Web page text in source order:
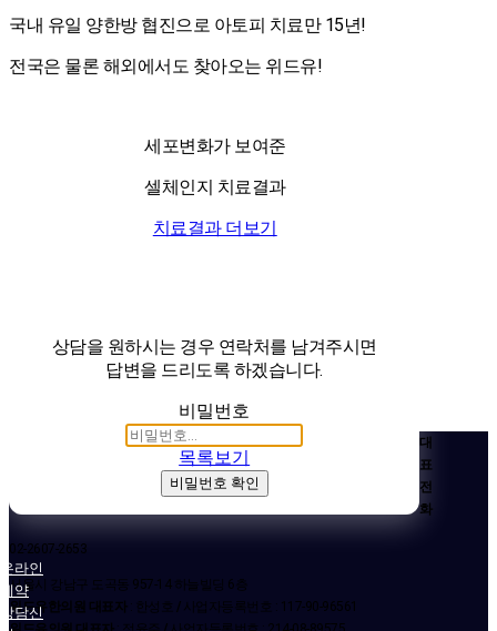
국내 유일 양한방 협진으로 아토피 치료만 15년!
전국은 물론 해외에서도 찾아오는 위드유!
세포변화가 보여준
셀체인지 치료결과
치료결과 더보기
상담을 원하시는 경우 연락처를 남겨주시면
답변을 드리도록 하겠습니다.
비밀번호
목록보기
비밀번호 확인
대
표
전
화
02-2607-2653
서울시 강남구 도곡동 957-14 하늘빌딩 6층
위드유한의원 대표자: 한성호 /사업자등록번호 : 117-90-96561
온라인
예약
상담신